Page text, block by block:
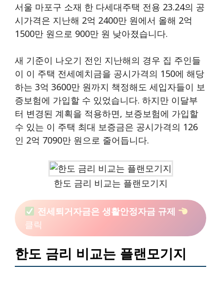
서울 마포구 소재 한 다세대주택 전용 23.24의 공
시가격은 지난해 2억 2400만 원에서 올해 2억
1500만 원으로 900만 원 낮아졌습니다.
새 기준이 나오기 전인 지난해의 경우 집 주인들
이 이 주택 전세예치금을 공시가격의 150에 해당
하는 3억 3600만 원까지 책정해도 세입자들이 보
증보험에 가입할 수 있었습니다. 하지만 이달부
터 변경된 계획을 적용하면, 보증보험에 가입할
수 있는 이 주택 최대 보증금은 공시가격의 126
인 2억 7090만 원으로 줄어듭니다.
한도 금리 비교는 플랜모기지
전세퇴거자금은 생활안정자금 규제
클릭
한도 금리 비교는 플랜모기지